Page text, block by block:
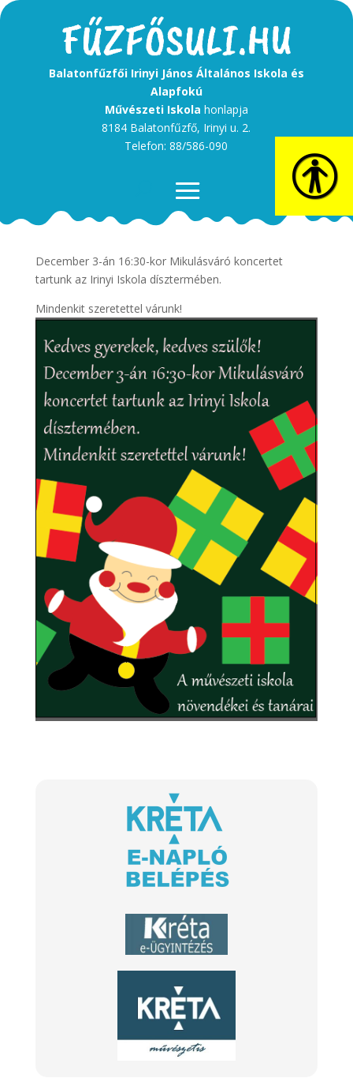
Balatonfűzfői Irinyi János Általános Iskola és
Alapfokú
Művészeti Iskola honlapja
8184 Balatonfűzfő, Irinyi u. 2.
Telefon: 88/586-090
Kedves gyerekek, kedves szülők!
December 3-án 16:30-kor Mikulásváró koncertet
tartunk az Irinyi Iskola dísztermében.
Mindenkit szeretettel várunk!